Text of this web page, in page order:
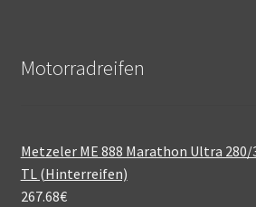
Motorradreifen
Metzeler ME 888 Marathon Ultra 280/
TL (Hinterreifen)
267.68€